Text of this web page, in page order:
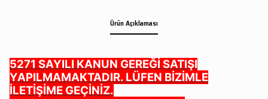
Ürün Açıklaması
5271 SAYILI KANUN GEREĞİ SATIŞI
YAPILMAMAKTADIR. LÜFEN BİZİMLE
İLETİŞİME GEÇİNİZ.